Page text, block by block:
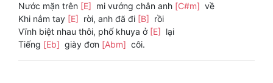
Nước mặn trên [E] mi vướng chân anh [C#m] về
Khi nắm tay [E] rời, anh đã đi [B] rồi
Vĩnh biệt nhau thôi, phố khuya ở [E] lại
Tiếng [Eb] giày đơn [Abm] côi.